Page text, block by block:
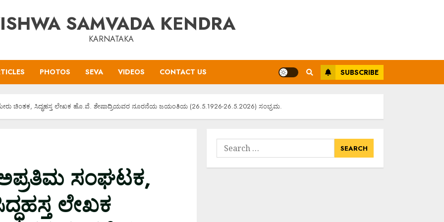
SAMVADA KENDRA
KARNATAKA
PHOTOS SEVA VIDEOS CONTACT US SUBSCRIBE
ಚಿಂತಕ, ಸಿದ್ಧಹಸ್ತ ಲೇಖಕ ಹೊ.ವೆ. ಶೇಷಾದ್ರಿಯವರ ನೂರನೆಯ ಜಯಂತಿಯ (26.5.1926-26.5.2026) ಸಂಭ್ರಮ.
ಅಪ್ರತಿಮ ಸಂಘಟಕ,
ಲೇಖಕ
Search
for: